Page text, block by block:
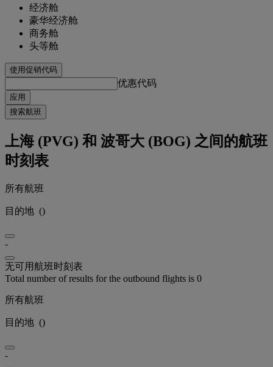
经济舱
豪华经济舱
商务舱
头等舱
使用促销代码
优惠代码
应用
搜索航班
上海 (PVG) 和 波哥大 (BOG) 之间的航班
时刻表
所有航班
目的地 ()
-
无可用航班时刻表
Total number of results for the outbound flights is 0
所有航班
目的地 ()
-